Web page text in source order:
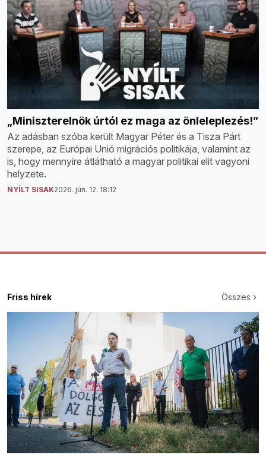
„Miniszterelnök úrtól ez maga az önleleplezés!”
Az adásban szóba került Magyar Péter és a Tisza Párt
szerepe, az Európai Unió migrációs politikája, valamint az
is, hogy mennyire átlátható a magyar politikai elit vagyoni
helyzete.
NYÍLT SISAK2026. jún. 12. 18:12
Friss hírek Összes